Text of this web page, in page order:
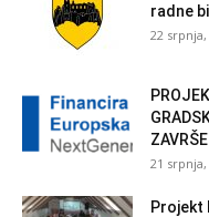
radne
22 srpnja,
21 srpnja,
Projekt